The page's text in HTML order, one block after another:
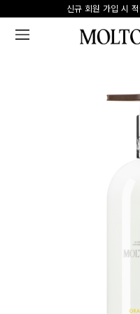
신규 회원 가입 시